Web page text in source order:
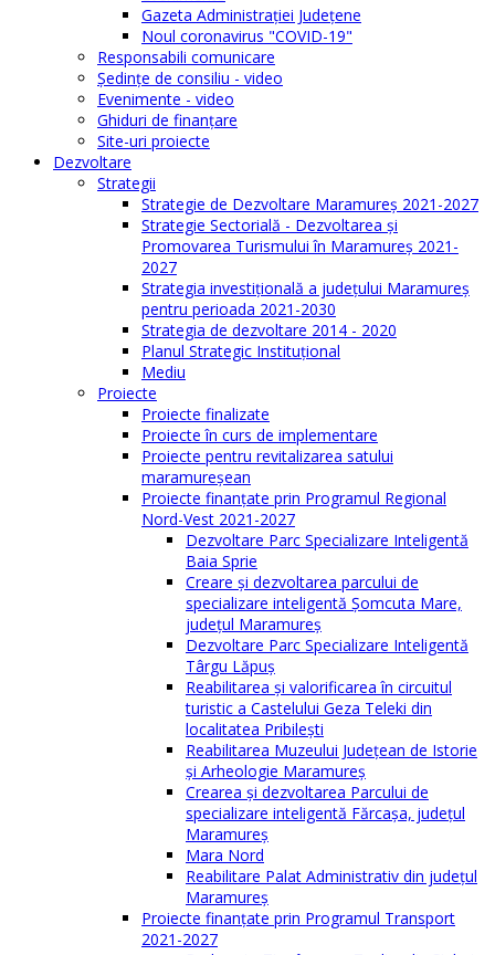
Gazeta Administraţiei Judeţene
Noul coronavirus "COVID-19"
Responsabili comunicare
Şedinţe de consiliu - video
Evenimente - video
Ghiduri de finanţare
Site-uri proiecte
Dezvoltare
Strategii
Strategie de Dezvoltare Maramureș 2021-2027
Strategie Sectorială - Dezvoltarea și
Promovarea Turismului în Maramureș 2021-
2027
Strategia investiţională a județului Maramureș
pentru perioada 2021-2030
Strategia de dezvoltare 2014 - 2020
Planul Strategic Instituţional
Mediu
Proiecte
Proiecte finalizate
Proiecte în curs de implementare
Proiecte pentru revitalizarea satului
maramureşean
Proiecte finanțate prin Programul Regional
Nord-Vest 2021-2027
Dezvoltare Parc Specializare Inteligentă
Baia Sprie
Creare și dezvoltarea parcului de
specializare inteligentă Șomcuta Mare,
județul Maramureș
Dezvoltare Parc Specializare Inteligentă
Târgu Lăpuș
Reabilitarea și valorificarea în circuitul
turistic a Castelului Geza Teleki din
localitatea Pribilești
Reabilitarea Muzeului Județean de Istorie
și Arheologie Maramureș
Crearea și dezvoltarea Parcului de
specializare inteligentă Fărcașa, județul
Maramureș
Mara Nord
Reabilitare Palat Administrativ din județul
Maramureș
Proiecte finanțate prin Programul Transport
2021-2027